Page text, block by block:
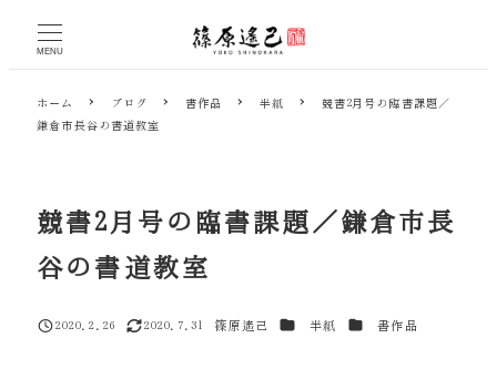
MENU
ホーム ブログ 書作品 半紙
競書2月号の臨書課題／
鎌倉市長谷の書道教室
競書2月号の臨書課題／鎌倉市長
谷の書道教室
投稿日
2020.2.26
更新日
2020.7.31
篠原遙己 カテゴリー
半紙 カテゴリー
書作品